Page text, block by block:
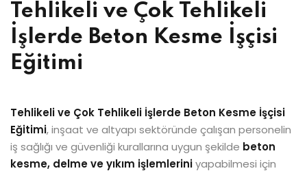
Tehlikeli ve Çok Tehlikeli
İşlerde Beton Kesme İşçisi
Eğitimi
Tehlikeli ve Çok Tehlikeli İşlerde Beton Kesme İşçisi
Eğitimi, inşaat ve altyapı sektöründe çalışan personelin
iş sağlığı ve güvenliği kurallarına uygun şekilde beton
kesme, delme ve yıkım işlemleriniyapabilmesi için